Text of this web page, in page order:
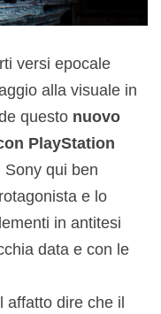
versi epocale
alla visuale in
questo nuovo
PlayStation
Sony qui ben
e lo
in antitesi
data e con le
dire che il